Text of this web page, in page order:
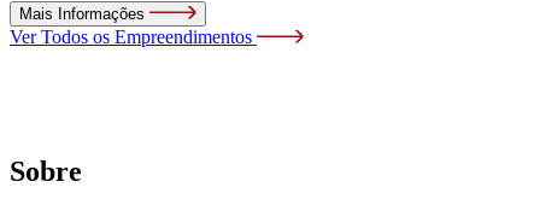
Mais Informações
Ver Todos os Empreendimentos
Sobre